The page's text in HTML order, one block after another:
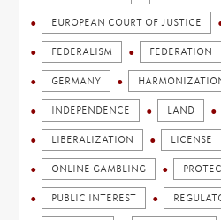
EUROPEAN COURT OF JUSTICE
FEDERALISM FEDERATION
GERMANY
INDEPENDENCE LAND
LIBERALIZATION LICENSE
ONLINE GAMBLING
PUBLIC INTEREST